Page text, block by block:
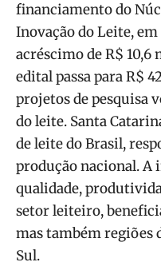
financiamento do
Inovação do Leite,
acréscimo de R$
edital passa para R$
projetos de pesquisa
do leite. Santa
de leite do Brasil,
produção nacional.
qualidade,
setor leiteiro,
mas também regiões
Sul.